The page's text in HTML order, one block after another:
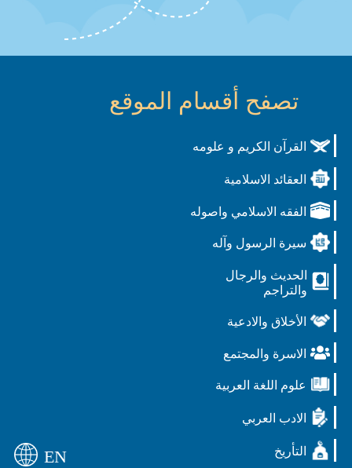
تصفح أقسام الموقع
القرآن الكريم و علومه
العقائد الاسلامية
الفقه الاسلامي واصوله
سيرة الرسول وآله
الحديث والرجال
والتراجم
الأخلاق والادعية
الاسرة والمجتمع
علوم اللغة العربية
الادب العربي
التأريخ EN